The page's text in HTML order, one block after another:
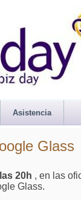
Asistencia
Glass
20h , en las
Glass.